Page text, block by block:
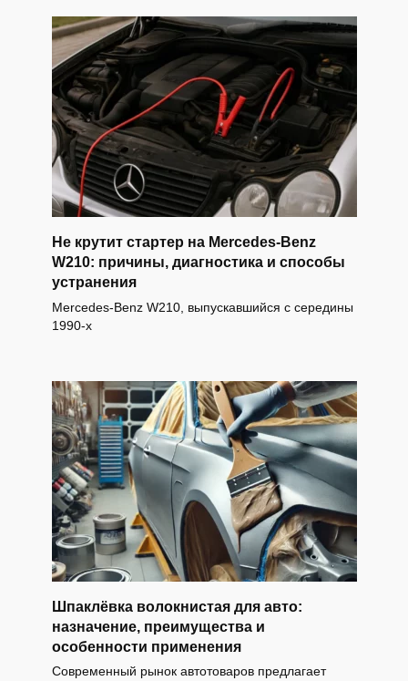
Не крутит стартер на Mercedes-Benz
W210: причины, диагностика и способы
устранения
Mercedes-Benz W210, выпускавшийся с середины
1990-х
Шпаклёвка волокнистая для авто:
назначение, преимущества и
особенности применения
Современный рынок автотоваров предлагает